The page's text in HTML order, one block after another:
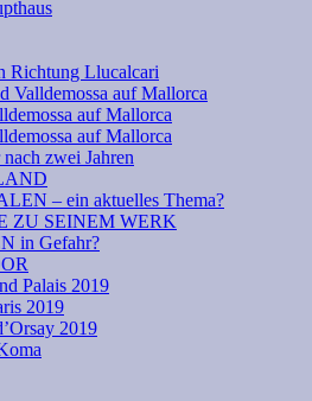
Richtung Llucalcari
Valldemossa auf Mallorca
auf Mallorca
auf Mallorca
zwei Jahren
– ein aktuelles Thema?
ZU SEINEM WERK
in Gefahr?
Palais 2019
2019
2019